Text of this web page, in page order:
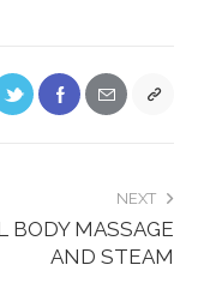
NEXT
BODY MASSAGE
AND STEAM